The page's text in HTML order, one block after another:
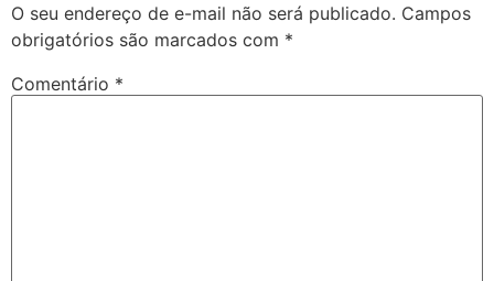
O seu endereço de e-mail não será publicado. Campos
obrigatórios são marcados com *
Comentário *